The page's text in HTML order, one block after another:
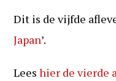
Dit is de vijfde
Japan’.
Leeshier de vierde